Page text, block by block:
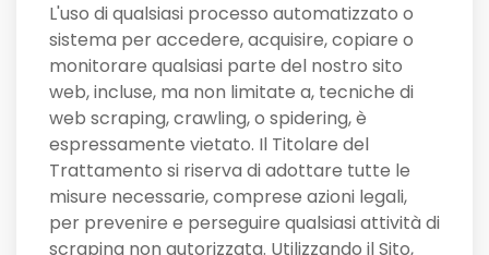
L'uso di qualsiasi processo automatizzato o
sistema per accedere, acquisire, copiare o
monitorare qualsiasi parte del nostro sito
web, incluse, ma non limitate a, tecniche di
web scraping, crawling, o spidering, è
espressamente vietato. Il Titolare del
Trattamento si riserva di adottare tutte le
misure necessarie, comprese azioni legali,
per prevenire e perseguire qualsiasi attività di
scraping non autorizzata. Utilizzando il Sito,